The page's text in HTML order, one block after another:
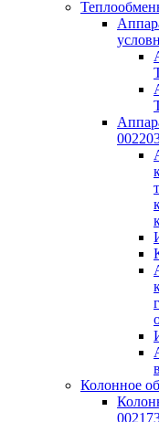
Колонное